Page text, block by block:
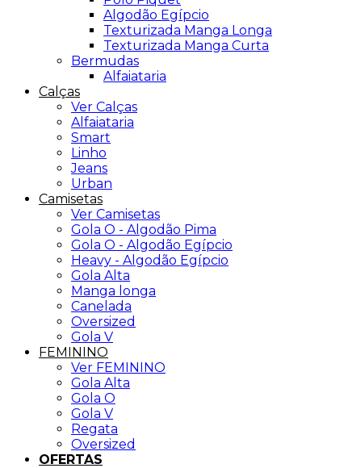
Algodão Egípcio
Texturizada Manga Longa
Texturizada Manga Curta
Bermudas
Alfaiataria
Calças
Ver Calças
Alfaiataria
Smart
Linho
Jeans
Urban
Camisetas
Ver Camisetas
Gola O - Algodão Pima
Gola O - Algodão Egípcio
Heavy - Algodão Egípcio
Gola Alta
Manga longa
Canelada
Oversized
Gola V
FEMININO
Ver FEMININO
Gola Alta
Gola O
Gola V
Regata
Oversized
OFERTAS